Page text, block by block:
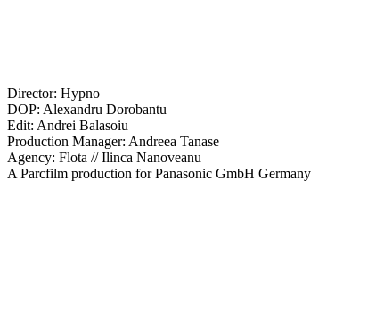
Director: Hypno
DOP: Alexandru Dorobantu
Edit: Andrei Balasoiu
Production Manager: Andreea Tanase
Agency: Flota // Ilinca Nanoveanu
A Parcfilm production for Panasonic GmbH Germany